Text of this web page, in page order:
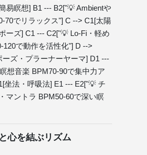
易瞑想] B1 --- B2["💡 Ambientや
70でリラックス"] C --> C1[太陽
ーズ] C1 --- C2["💡 Lo-Fi・軽め
120で動作を活性化"] D -->
ーズ・プラーナーヤーマ] D1 ---
想音楽 BPM70-90で集中力ア
坐法・呼吸法] E1 --- E2["💡 チ
マントラ BPM50-60で深い瞑
心を結ぶリズム